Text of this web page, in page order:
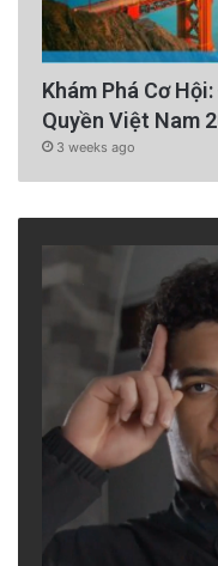
Khám Phá Cơ
Quyền Việt Nam
3 weeks ago